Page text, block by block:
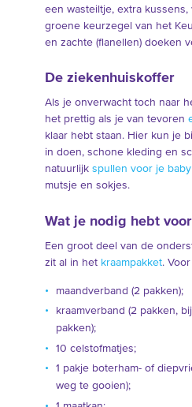
een wasteiltje, extra kussens,
groene keurzegel van het
en zachte (flanellen) doeken
De ziekenhuiskoffer
Als je onverwacht toch naar
het prettig als je van tevoren
klaar hebt staan. Hier kun je
in doen, schone kleding en
natuurlijk spullen voor je baby
mutsje en sokjes.
Wat je nodig hebt
Een groot deel van de
zit al in het kraampakket.
maandverband (2 pakken);
kraamverband (2 pakken,
pakken);
10 celstofmatjes;
1 pakje boterham- of
weg te gooien);